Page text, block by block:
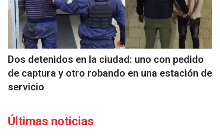
Dos detenidos en la ciudad: uno con pedido
de captura y otro robando en una estación de
servicio
Últimas noticias